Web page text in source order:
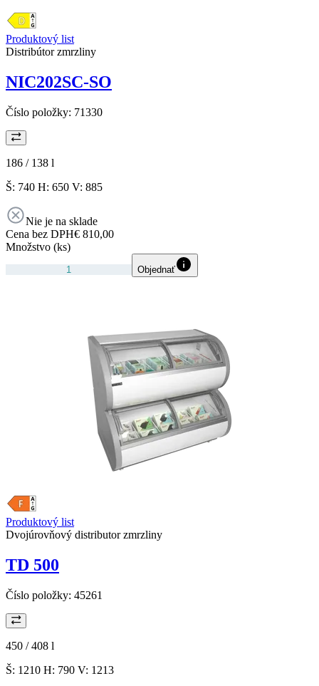
Produktový list
Distribútor zmrzliny
NIC202SC-SO
Číslo položky: 71330
186 / 138 l
Š: 740 H: 650 V: 885
Nie je na sklade
Cena bez DPH€ 810,00
Množstvo (ks)
Objednať
Produktový list
Dvojúrovňový distributor zmrzliny
TD 500
Číslo položky: 45261
450 / 408 l
Š: 1210 H: 790 V: 1213